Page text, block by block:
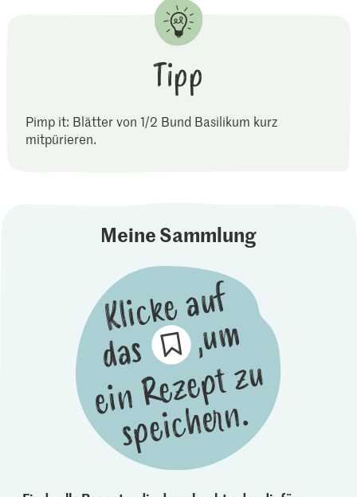
Tipp
Pimp it: Blätter von 1/2 Bund Basilikum kurz
mitpürieren.
Meine Sammlung